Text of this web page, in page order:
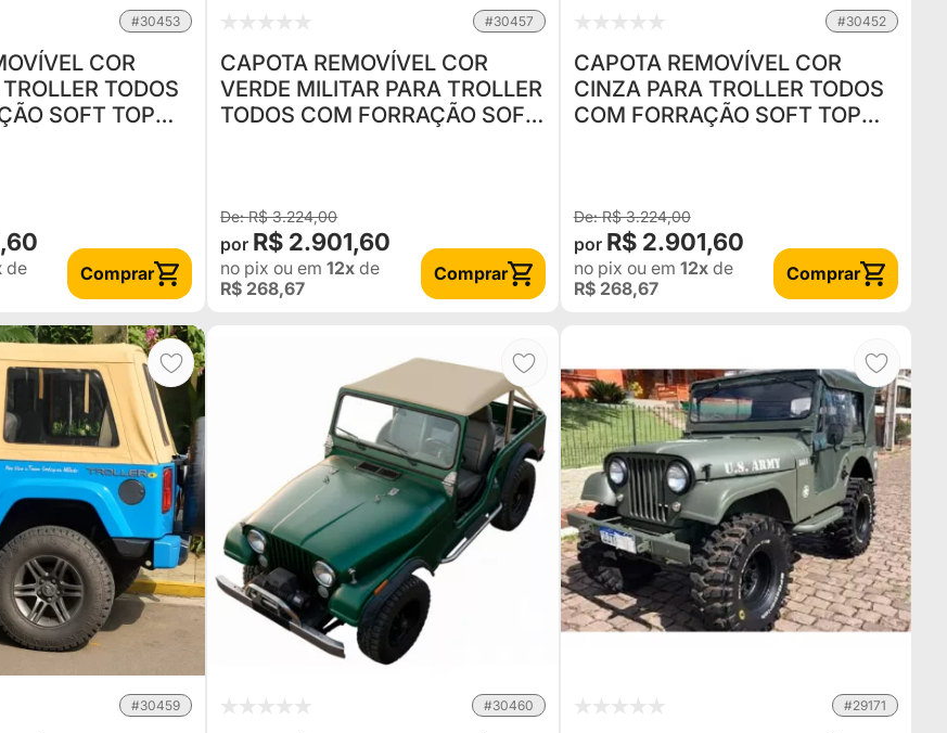
#30453
COR
TODOS
SOFT TOP
de
Comprar
#30457
CAPOTA REMOVÍVEL COR
VERDE MILITAR PARA TROLLER
TODOS COM FORRAÇÃO SOFT
R$ 3.224,00
R$ 2.901,60
no pix ou em12x de
R$ 268,67
Comprar
#30452
CAPOTA REMOVÍVEL COR
CINZA PARA TROLLER TODOS
COM FORRAÇÃO SOFT TOP
R$ 3.224,00
R$ 2.901,60
no pix ou em 12xde
R$ 268,67
Comprar
#30459 #30460 #29171